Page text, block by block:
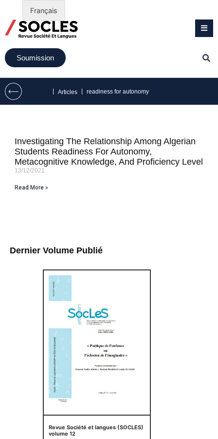
Soumission
Articles readiness for autonomy
Dernier Volume Publié
Revue Société et langues (SOCLES)
volume 12
Investigating The Relationship Among Algerian
Students Readiness For Autonomy,
Metacognitive Knowledge, And Proficiency Level
13/12/2021
Read More »
Français